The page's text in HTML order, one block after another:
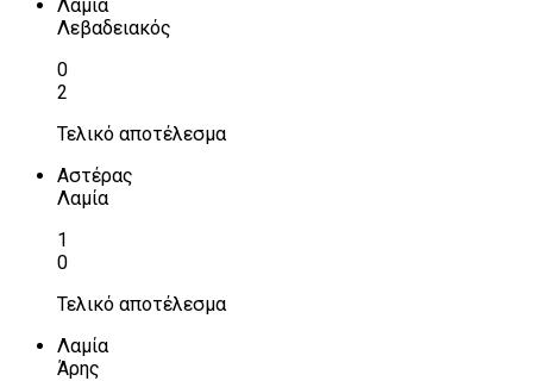
Λαμία
Λεβαδειακός
0
2
Τελικό αποτέλεσμα
Αστέρας
Λαμία
1
0
Τελικό αποτέλεσμα
Λαμία
Άρης